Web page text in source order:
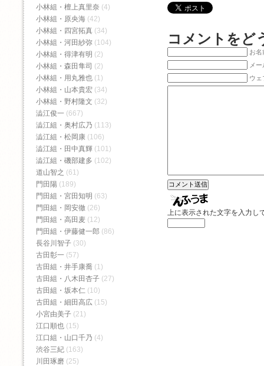
コメントをど
お名
メ
ウェ
上に表示された文字を入力し
小林組・檀上真里奈 (4)
小林組・原央海 (42)
小林組・四宮拓真 (34)
小林組・河田紗弥 (104)
小林組・得津有明 (2)
小林組・森田隼司 (2)
小林組・用丸雅也 (1)
小林組・山本貴宏 (34)
小林組・野村隆文 (32)
澁江俊一 (667)
澁江組・奥村広乃 (113)
澁江組・松岡康 (106)
澁江組・田中真輝 (101)
澁江組・磯部建多 (102)
道山智之 (61)
門田陽 (189)
門田組・宮田知明 (63)
門田組・岡安徹 (26)
門田組・高田麦 (12)
門田組・伊藤健一郎 (86)
長谷川智子 (30)
古田彰一 (57)
古田組・井手康喬 (1)
古田組・八木田杏子 (27)
古田組・坂本仁 (10)
古田組・細田高広 (15)
小宮由美子 (21)
江口順也 (15)
江口組・山口千乃 (4)
渋谷三紀 (163)
川田琢磨 (25)